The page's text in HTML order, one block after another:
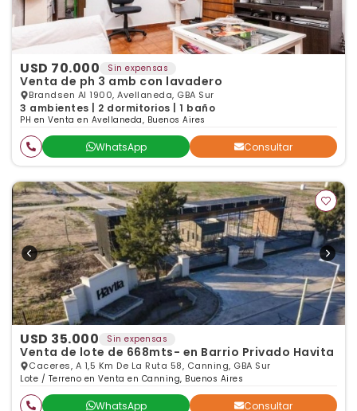
USD 70.000 Sin expensas
Venta de ph 3 amb con lavadero
Brandsen Al 1900, Avellaneda, GBA Sur
3 ambientes | 2 dormitorios | 1 baño
PH en Venta en Avellaneda, Buenos Aires
WhatsApp Consultar
USD 35.000 Sin expensas
Venta de lote de 668mts- en Barrio Privado Havita
Caceres, A 1,5 Km De La Ruta 58, Canning, GBA Sur
Lote / Terreno en Venta en Canning, Buenos Aires
WhatsApp Consultar